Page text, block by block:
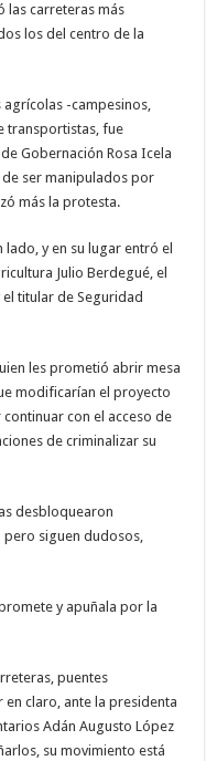
las carreteras más
los del centro de la
-campesinos,
transportistas, fue
Gobernación Rosa Icela
ser manipulados por
más la protesta.
lado, y en su lugar entró el
Julio Berdegué, el
titular de Seguridad
les prometió abrir mesa
modificarían el proyecto
con el acceso de
de criminalizar su
desbloquearon
siguen dudosos,
y apuñala por la
puentes
claro, ante la presidenta
Adán Augusto López
su movimiento está